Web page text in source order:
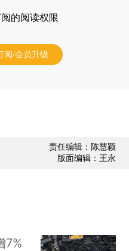
的阅读权限
阅/会员升级
责任编辑：陈慧颖
版面编辑：王永
7%